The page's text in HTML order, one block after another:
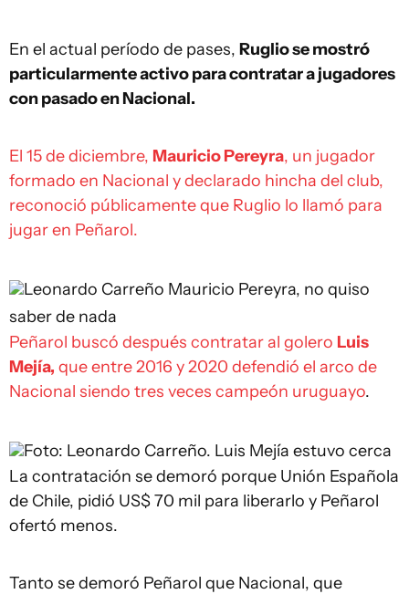
En el actual período de pases, Ruglio se mostró
particularmente activo para contratar a jugadores
con pasado en Nacional.
El 15 de diciembre, Mauricio Pereyra, un jugador
formado en Nacional y declarado hincha del club,
reconoció públicamente que Ruglio lo llamó para
jugar en Peñarol.
Leonardo Carreño Mauricio Pereyra, no quiso
saber de nada
Peñarol buscó después contratar al golero Luis
Mejía, que entre 2016 y 2020 defendió el arco de
Nacional siendo tres veces campeón uruguayo.
Foto: Leonardo Carreño. Luis Mejía estuvo cerca
La contratación se demoró porque Unión Española
de Chile, pidió US$ 70 mil para liberarlo y Peñarol
ofertó menos.
Tanto se demoró Peñarol que Nacional, que